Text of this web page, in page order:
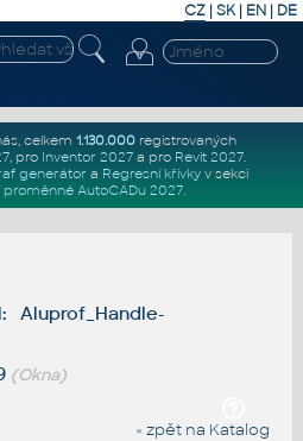
CZ | SK| EN | DE
celkem 1.130.000registrovaných
, pro Inventor 2027a pro Revit 2027.
generátor a Regresní křivkyv sekci
proměnné AutoCADu 2027.
Aluprof_Handle-
(Okna)
« zpět na Katalog